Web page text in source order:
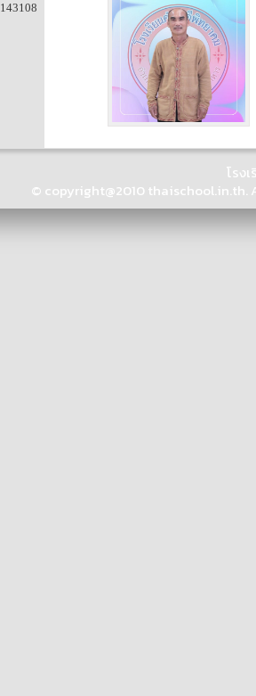
143108
โรง
© copyright@2010 thaischool.in.th.